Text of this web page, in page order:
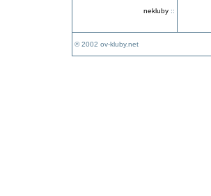
nekluby::
© 2002 ov-kluby.net